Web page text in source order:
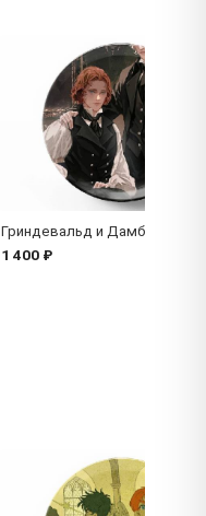
Гриндевальд и Дамблдор
1 400 ₽